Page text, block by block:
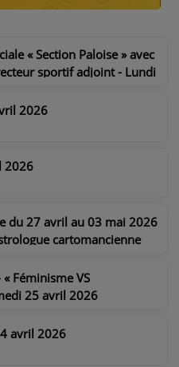
« Section Paloise » avec
sportif adjoint - Lundi
2026
2026
du 27 avril au 03 mai 2026
cartomancienne
Féminisme VS
25 avril 2026
avril 2026